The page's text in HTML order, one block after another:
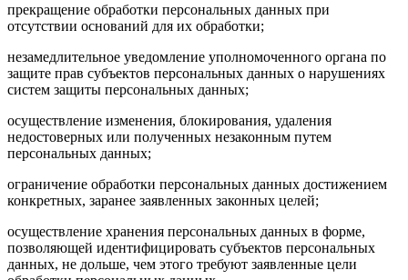
прекращение обработки персональных данных при
отсутствии оснований для их обработки;
незамедлительное уведомление уполномоченного органа по
защите прав субъектов персональных данных о нарушениях
систем защиты персональных данных;
осуществление изменения, блокирования, удаления
недостоверных или полученных незаконным путем
персональных данных;
ограничение обработки персональных данных достижением
конкретных, заранее заявленных законных целей;
осуществление хранения персональных данных в форме,
позволяющей идентифицировать субъектов персональных
данных, не дольше, чем этого требуют заявленные цели